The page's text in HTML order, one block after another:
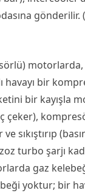
gönderilir.
havayı bir
bir kayışla
çeker),
sıkıştırıp
turbo şarjı
gaz
yoktur; bir